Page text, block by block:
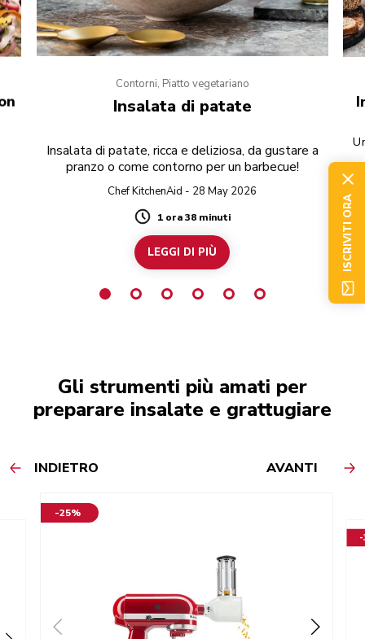
Contorni, Piatto vegetariano
Insalata di patate
Insalata di patate, ricca e deliziosa, da gustare a
pranzo o come contorno per un barbecue!
Chef KitchenAid - 28 May 2026
Duration
1 ora 38 minuti
LEGGI DI PIÙ
Gli strumenti più amati per
preparare insalate e grattugiare
INDIETRO AVANTI
-25%
-
ISCRIVITI ORA